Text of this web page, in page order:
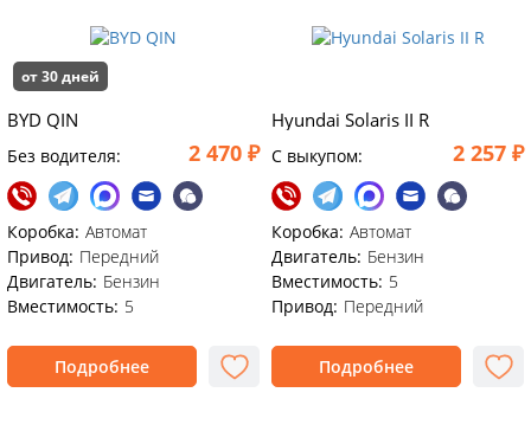
от 30 дней
BYD QIN
Без водителя: 2 470 ₽
Коробка: Автомат
Привод: Передний
Двигатель: Бензин
Вместимость: 5
Подробнее
Hyundai Solaris II R
C выкупом: 2 257 ₽
Коробка: Автомат
Двигатель: Бензин
Вместимость: 5
Привод: Передний
Подробнее